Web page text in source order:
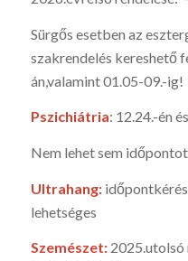
Sürgős esetben az
szakrendelés kereshető
án,valamint 01.05-09.-ig!
Pszichiátria: 12.24.-én
Nem lehet sem
Ultrahang:időpontkérés
lehetséges
Szemészet:2025.utolsó